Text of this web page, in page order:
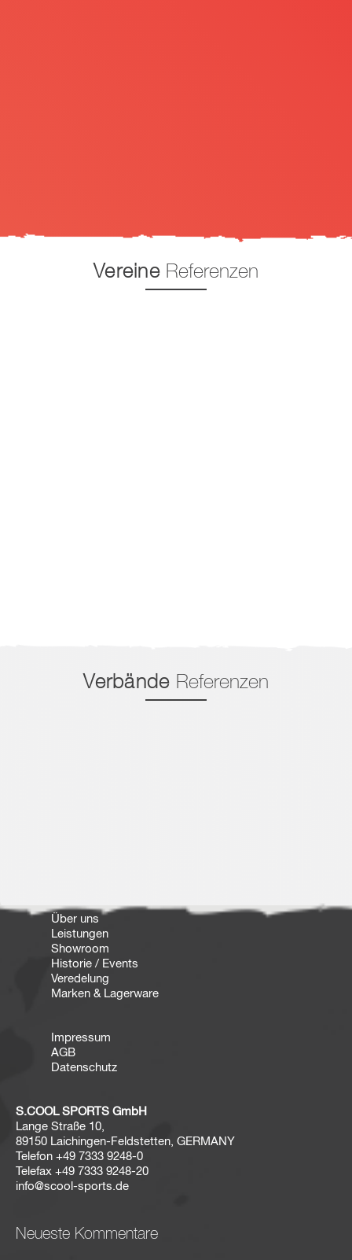
Vereine Referenzen
Verbände Referenzen
Über uns
Leistungen
Showroom
Historie / Events
Veredelung
Marken & Lagerware
Impressum
AGB
Datenschutz
S.COOL SPORTS GmbH
Lange Straße 10,
89150 Laichingen-Feldstetten, GERMANY
Telefon +49 7333 9248-0
Telefax +49 7333 9248-20
info@scool-sports.de
Neueste Kommentare